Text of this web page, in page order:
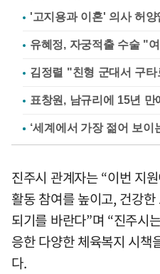
'고지용과 이혼' 의사 허
유혜정, 자궁적출 수술 "
김정렬 "친형 군대서 구
표창원, 남규리에 15년
진주시 관계자는 “이번 지
활동 참여를 높이고, 건강
되기를 바란다”며 “진주시
응한 다양한 체육복지 시책
다.